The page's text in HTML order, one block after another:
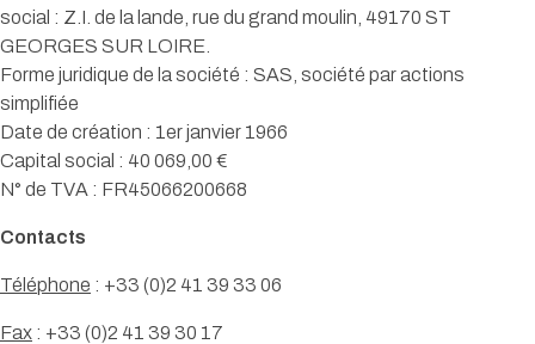
social : Z.I. de la lande, rue du grand moulin, 49170 ST
GEORGES SUR LOIRE.
Forme juridique de la société : SAS, société par actions
simplifiée
Date de création : 1er janvier 1966
Capital social : 40 069,00 €
N° de TVA : FR45066200668
Contacts
Téléphone : +33 (0)2 41 39 33 06
Fax : +33 (0)2 41 39 30 17